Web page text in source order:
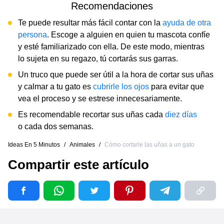
Recomendaciones
Te puede resultar más fácil contar con la ayuda de otra
persona. Escoge a alguien en quien tu mascota confíe
y esté familiarizado con ella. De este modo, mientras
lo sujeta en su regazo, tú cortarás sus garras.
Un truco que puede ser útil a la hora de cortar sus uñas
y calmar a tu gato es cubrirle los ojos para evitar que
vea el proceso y se estrese innecesariamente.
Es recomendable recortar sus uñas cada diez días
o cada dos semanas.
Ideas En 5 Minutos / Animales / Cómo cortarle las uñas a un gato
Compartir este artículo